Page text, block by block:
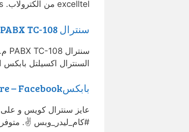
excelltel من الكترولاب. 12K views …
سنترال PABX TC-108 م.محمد علي – YouTube
السنترال اكسيلتل
بابكس‎ – Explore – Facebook
عايز سنترال كويس و
#كام_ليدر_وبس ✌️. متوفر 1/8، 2/6 ،2/8، 3/8، 4/16 ،4/24 ،4/32 …